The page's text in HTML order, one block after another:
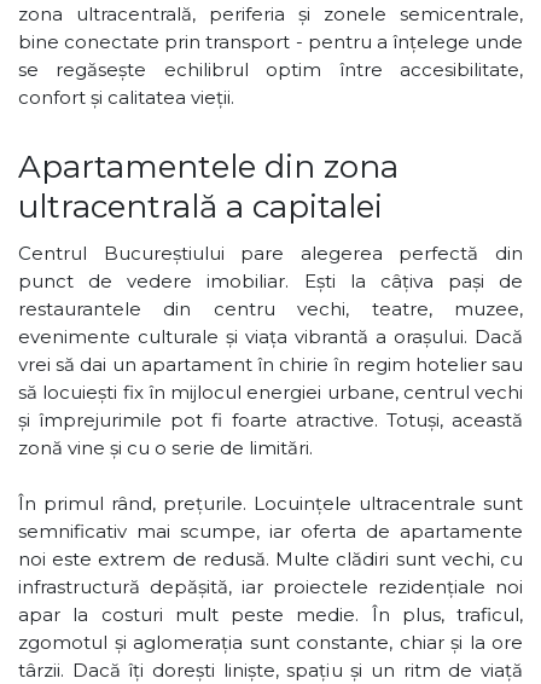
zona ultracentrală, periferia și zonele semicentrale,
bine conectate prin transport - pentru a înțelege unde
se regăsește echilibrul optim între accesibilitate,
confort și calitatea vieții.
Apartamentele din zona
ultracentrală a capitalei
Centrul Bucureștiului pare alegerea perfectă din
punct de vedere imobiliar. Ești la câțiva pași de
restaurantele din centru vechi, teatre, muzee,
evenimente culturale și viața vibrantă a orașului. Dacă
vrei să dai un apartament în chirie în regim hotelier sau
să locuiești fix în mijlocul energiei urbane, centrul vechi
și împrejurimile pot fi foarte atractive. Totuși, această
zonă vine și cu o serie de limitări.
În primul rând, prețurile. Locuințele ultracentrale sunt
semnificativ mai scumpe, iar oferta de apartamente
noi este extrem de redusă. Multe clădiri sunt vechi, cu
infrastructură depășită, iar proiectele rezidențiale noi
apar la costuri mult peste medie. În plus, traficul,
zgomotul și aglomerația sunt constante, chiar și la ore
târzii. Dacă îți dorești liniște, spațiu și un ritm de viață